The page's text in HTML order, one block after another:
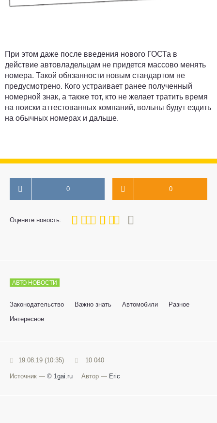
При этом даже после введения нового ГОСТа в
действие автовладельцам не придется массово менять
номера. Такой обязанности новым стандартом не
предусмотрено. Кого устраивает ранее полученный
номерной знак, а также тот, кто не желает тратить время
на поиски аттестованных компаний, вольны будут ездить
на обычных номерах и дальше.
0 0
Оцените новость:
80
1 3 4 5
АВТО НОВОСТИ
Законодательство Важно знать Автомобили
Разное
Интересное
19.08.19 (10:35) 10 040
Источник — © 1gai.ru Автор — Eric